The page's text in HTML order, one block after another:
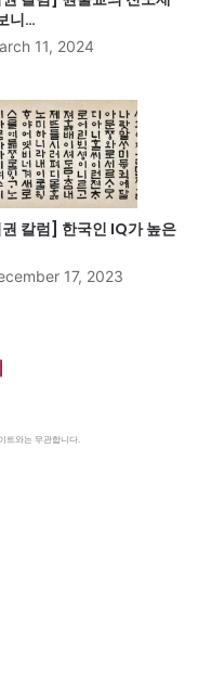
니…
11, 2024
칼럼] 한국인 IQ가 높은
17, 2023
트와는 무관합니다.